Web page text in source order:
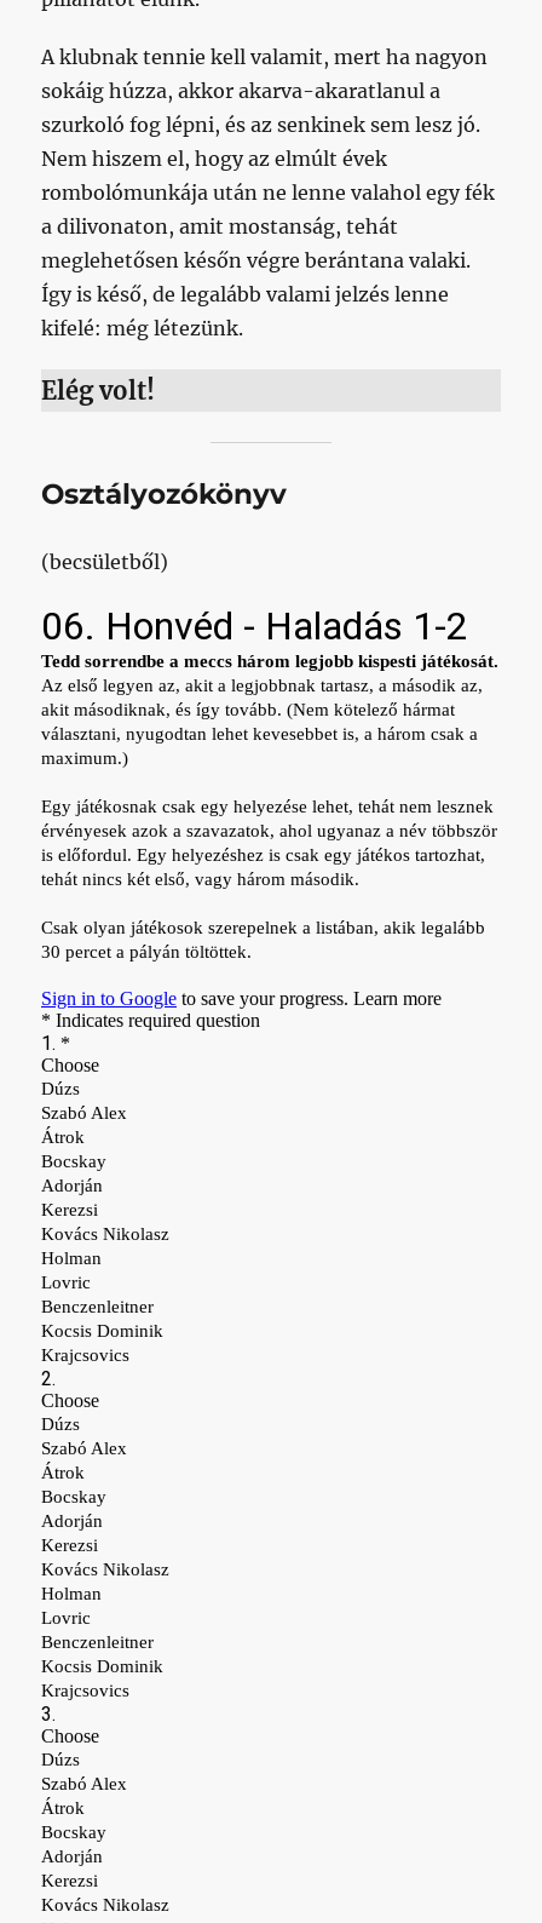
A klubnak tennie kell valamit, mert ha nagyon
sokáig húzza, akkor akarva-akaratlanul a
szurkoló fog lépni, és az senkinek sem lesz jó.
Nem hiszem el, hogy az elmúlt évek
rombolómunkája után ne lenne valahol egy fék
a dilivonaton, amit mostanság, tehát
meglehetősen későn végre berántana valaki.
Így is késő, de legalább valami jelzés lenne
kifelé: még létezünk.
Elég volt!
Osztályozókönyv
(becsületből)